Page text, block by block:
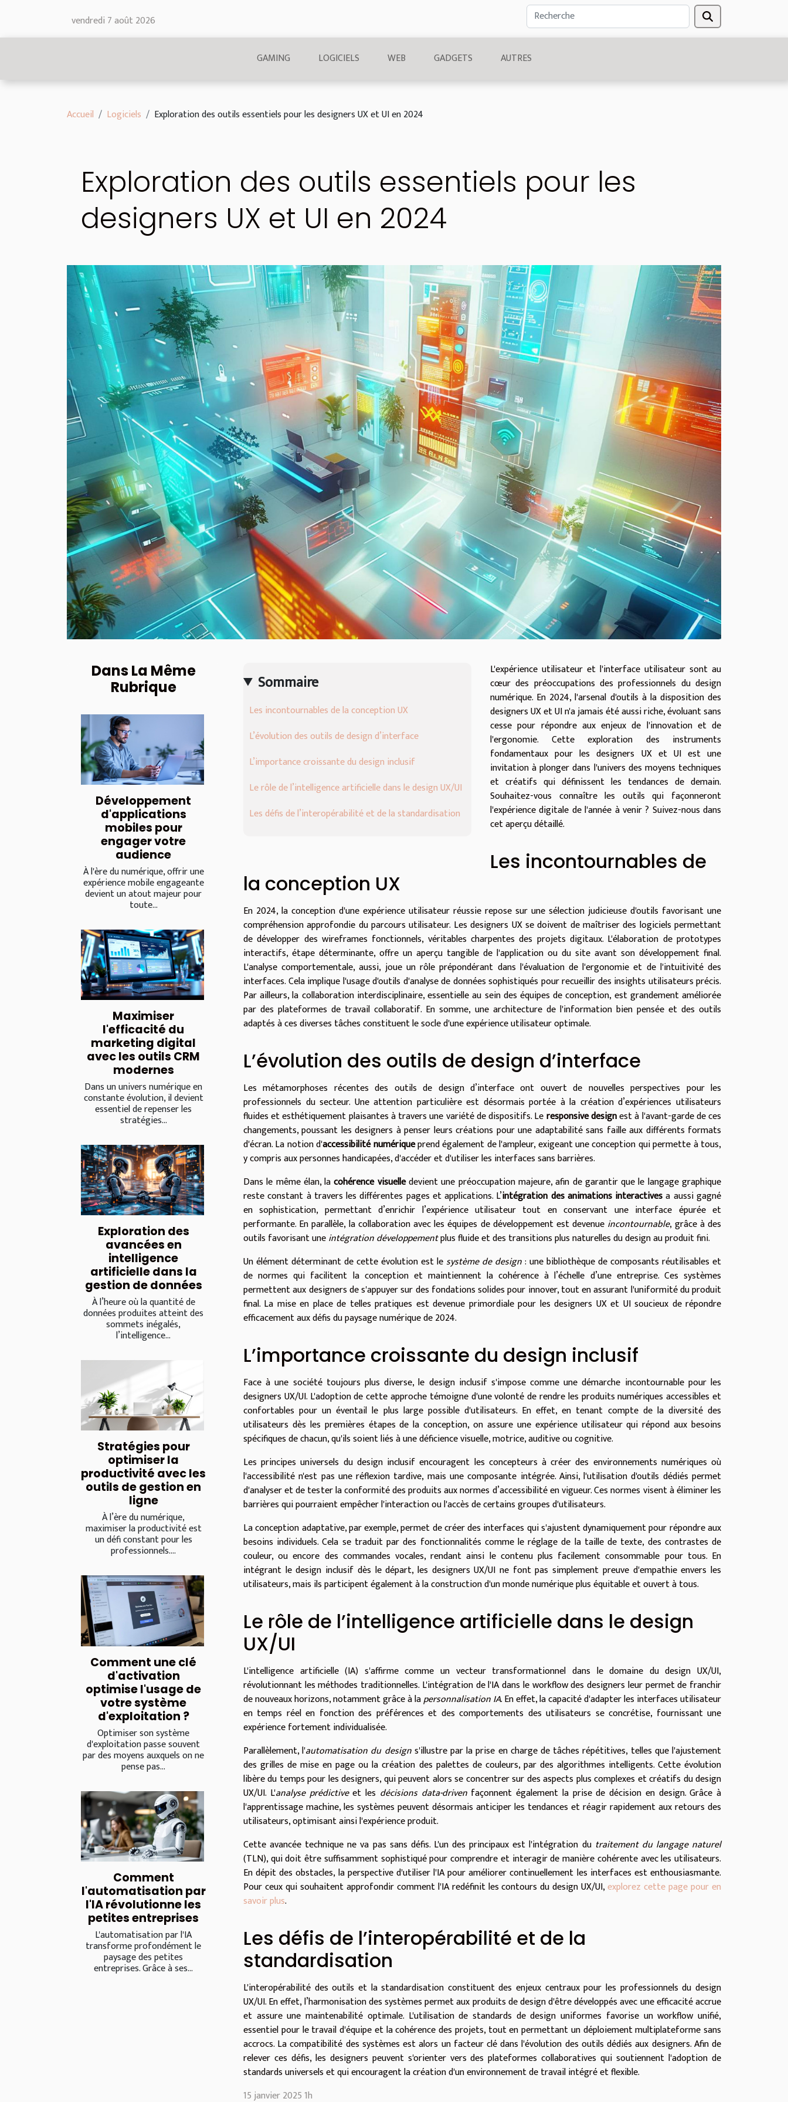
vendredi 7 août 2026
GAMING LOGICIELS WEB GADGETS AUTRES
Accueil Logiciels Exploration des outils essentiels pour les designers UX et UI en 2024
Exploration des outils essentiels pour les
designers UX et UI en 2024
Dans La Même
Rubrique
Développement
d'applications
mobiles pour
engager votre
audience
À l'ère du numérique, offrir une
expérience mobile engageante
devient un atout majeur pour
toute...
Maximiser
l'efficacité du
marketing digital
avec les outils CRM
modernes
Dans un univers numérique en
constante évolution, il devient
essentiel de repenser les
stratégies...
Exploration des
avancées en
intelligence
artificielle dans la
gestion de données
À l’heure où la quantité de
données produites atteint des
sommets inégalés,
l’intelligence...
Stratégies pour
optimiser la
productivité avec les
outils de gestion en
ligne
À l’ère du numérique,
maximiser la productivité est
un défi constant pour les
professionnels....
Comment une clé
d'activation
optimise l'usage de
votre système
d'exploitation ?
Optimiser son système
d'exploitation passe souvent
par des moyens auxquels on ne
pense pas...
Comment
l'automatisation par
l'IA révolutionne les
petites entreprises
L'automatisation par l'IA
transforme profondément le
paysage des petites
entreprises. Grâce à ses...
Sommaire
Les incontournables de la conception UX
L’évolution des outils de design d’interface
L’importance croissante du design inclusif
Le rôle de l’intelligence artificielle dans le design UX/UI
Les défis de l’interopérabilité et de la standardisation
L'expérience utilisateur et l'interface utilisateur sont au
cœur des préoccupations des professionnels du design
numérique. En 2024, l'arsenal d'outils à la disposition des
designers UX et UI n'a jamais été aussi riche, évoluant sans
cesse pour répondre aux enjeux de l'innovation et de
l'ergonomie. Cette exploration des instruments
fondamentaux pour les designers UX et UI est une
invitation à plonger dans l'univers des moyens techniques
et créatifs qui définissent les tendances de demain.
Souhaitez-vous connaître les outils qui façonneront
l'expérience digitale de l'année à venir ? Suivez-nous dans
cet aperçu détaillé.
Les incontournables de
la conception UX
En 2024, la conception d'une expérience utilisateur réussie repose sur une sélection judicieuse d'outils favorisant une
compréhension approfondie du parcours utilisateur. Les designers UX se doivent de maîtriser des logiciels permettant
de développer des wireframes fonctionnels, véritables charpentes des projets digitaux. L'élaboration de prototypes
interactifs, étape déterminante, offre un aperçu tangible de l'application ou du site avant son développement final.
L'analyse comportementale, aussi, joue un rôle prépondérant dans l'évaluation de l'ergonomie et de l'intuitivité des
interfaces. Cela implique l'usage d'outils d'analyse de données sophistiqués pour recueillir des insights utilisateurs précis.
Par ailleurs, la collaboration interdisciplinaire, essentielle au sein des équipes de conception, est grandement améliorée
par des plateformes de travail collaboratif. En somme, une architecture de l'information bien pensée et des outils
adaptés à ces diverses tâches constituent le socle d'une expérience utilisateur optimale.
L’évolution des outils de design d’interface
Les métamorphoses récentes des outils de design d’interface ont ouvert de nouvelles perspectives pour les
professionnels du secteur. Une attention particulière est désormais portée à la création d’expériences utilisateurs
fluides et esthétiquement plaisantes à travers une variété de dispositifs. Leresponsive designest à l'avant-garde de ces
changements, poussant les designers à penser leurs créations pour une adaptabilité sans faille aux différents formats
d'écran. La notion d'accessibilité numériqueprend également de l'ampleur, exigeant une conception qui permette à tous,
y compris aux personnes handicapées, d'accéder et d'utiliser les interfaces sans barrières.
Dans le même élan, lacohérence visuelledevient une préoccupation majeure, afin de garantir que le langage graphique
reste constant à travers les différentes pages et applications. L’intégration des animations interactivesa aussi gagné
en sophistication, permettant d’enrichir l’expérience utilisateur tout en conservant une interface épurée et
performante. En parallèle, la collaboration avec les équipes de développement est devenue incontournable, grâce à des
outils favorisant uneintégration développementplus fluide et des transitions plus naturelles du design au produit fini.
Un élément déterminant de cette évolution est lesystème de design: une bibliothèque de composants réutilisables et
de normes qui facilitent la conception et maintiennent la cohérence à l’échelle d’une entreprise. Ces systèmes
permettent aux designers de s'appuyer sur des fondations solides pour innover, tout en assurant l'uniformité du produit
final. La mise en place de telles pratiques est devenue primordiale pour les designers UX et UI soucieux de répondre
efficacement aux défis du paysage numérique de 2024.
L’importance croissante du design inclusif
Face à une société toujours plus diverse, le design inclusif s'impose comme une démarche incontournable pour les
designers UX/UI. L'adoption de cette approche témoigne d'une volonté de rendre les produits numériques accessibles et
confortables pour un éventail le plus large possible d'utilisateurs. En effet, en tenant compte de la diversité des
utilisateurs dès les premières étapes de la conception, on assure une expérience utilisateur qui répond aux besoins
spécifiques de chacun, qu'ils soient liés à une déficience visuelle, motrice, auditive ou cognitive.
Les principes universels du design inclusif encouragent les concepteurs à créer des environnements numériques où
l'accessibilité n'est pas une réflexion tardive, mais une composante intégrée. Ainsi, l'utilisation d'outils dédiés permet
d'analyser et de tester la conformité des produits aux normes d’accessibilité en vigueur. Ces normes visent à éliminer les
barrières qui pourraient empêcher l'interaction ou l'accès de certains groupes d'utilisateurs.
La conception adaptative, par exemple, permet de créer des interfaces qui s'ajustent dynamiquement pour répondre aux
besoins individuels. Cela se traduit par des fonctionnalités comme le réglage de la taille de texte, des contrastes de
couleur, ou encore des commandes vocales, rendant ainsi le contenu plus facilement consommable pour tous. En
intégrant le design inclusif dès le départ, les designers UX/UI ne font pas simplement preuve d'empathie envers les
utilisateurs, mais ils participent également à la construction d'un monde numérique plus équitable et ouvert à tous.
Le rôle de l’intelligence artificielle dans le design
UX/UI
L'intelligence artificielle (IA) s'affirme comme un vecteur transformationnel dans le domaine du design UX/UI,
révolutionnant les méthodes traditionnelles. L'intégration de l'IA dans le workflow des designers leur permet de franchir
de nouveaux horizons, notamment grâce à lapersonnalisation IA. En effet, la capacité d'adapter les interfaces utilisateur
en temps réel en fonction des préférences et des comportements des utilisateurs se concrétise, fournissant une
expérience fortement individualisée.
Parallèlement, l'automatisation du designs'illustre par la prise en charge de tâches répétitives, telles que l'ajustement
des grilles de mise en page ou la création des palettes de couleurs, par des algorithmes intelligents. Cette évolution
libère du temps pour les designers, qui peuvent alors se concentrer sur des aspects plus complexes et créatifs du design
UX/UI. L'analyse prédictiveet les décisions data-drivenfaçonnent également la prise de décision en design. Grâce à
l'apprentissage machine, les systèmes peuvent désormais anticiper les tendances et réagir rapidement aux retours des
utilisateurs, optimisant ainsi l'expérience produit.
Cette avancée technique ne va pas sans défis. L'un des principaux est l'intégration du traitement du langage naturel
(TLN), qui doit être suffisamment sophistiqué pour comprendre et interagir de manière cohérente avec les utilisateurs.
En dépit des obstacles, la perspective d'utiliser l'IA pour améliorer continuellement les interfaces est enthousiasmante.
Pour ceux qui souhaitent approfondir comment l'IA redéfinit les contours du design UX/UI,explorez cette page pour en
savoir plus.
Les défis de l’interopérabilité et de la
standardisation
L'interopérabilité des outils et la standardisation constituent des enjeux centraux pour les professionnels du design
UX/UI. En effet, l’harmonisation des systèmes permet aux produits de design d'être développés avec une efficacité accrue
et assure une maintenabilité optimale. L'utilisation de standards de design uniformes favorise un workflow unifié,
essentiel pour le travail d'équipe et la cohérence des projets, tout en permettant un déploiement multiplateforme sans
accrocs. La compatibilité des systèmes est alors un facteur clé dans l'évolution des outils dédiés aux designers. Afin de
relever ces défis, les designers peuvent s'orienter vers des plateformes collaboratives qui soutiennent l'adoption de
standards universels et qui encouragent la création d'un environnement de travail intégré et flexible.
15 janvier 2025 1h